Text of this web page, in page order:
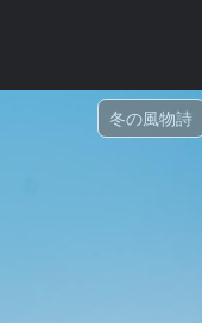
冬の風物詩